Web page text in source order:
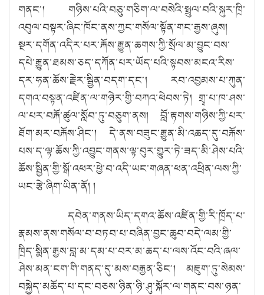
གནང༌། གཉིས་པའི་བཅུ་གཅིག་ལ་བསེའི་སྤྲུལ་བའི་སྐུར་ཁྲི་
འབུལ་བསྟར་ཞིང་ཁོང་ནས་ཀྱང་གསོལ་སྟོན་གང་རྒྱས་ཞུས།
སྔར་དགོན་འདིར་པར་རྐོས་རྒྱུན་ཆགས་ཀྱི་སྲོལ་མ་བྱུང་བས་
དཔེ་རྒྱུན་ཐམས་ཅད་དཀོན་པར་ཡོད་པའི་སྟབས་མངའ་རིས་
དར་ཧན་ཆོས་རྗེར་སྦྱིན་བདག་དང༌། རབ་འབྱམས་པ་ཀུན་
དགའ་བསྟན་འཛིན་ལ་གཉེར་གྱི་བཀའ་ཕེབས་ཏེ། གྲྭ་པ་ཁ་ཤས་
ལ་པར་བརྐོ་ཚུལ་སློབ་ཏུ་བཅུག་ནས། བློ་རྟགས་གཉིས་ཀྱི་པར་
ཐོག་མར་བརྐོས་ཤིང༌། དེ་ནས་བཟུང་རྒྱུན་མི་འཆད་དུ་བརྐོས་
པས་ད་ལྟ་ཆོས་ཀྱི་འབྱུང་གནས་ལྟ་བུར་གྱུར་ཏེ་ཟད་མི་ཤེས་པའི་
ཆོས་སྦྱིན་གྱི་སྒོ་འཕར་ཕྱེ་བ་འདི་ཡང་གཞན་ཕན་འཕྲིན་ལས་ཀྱི་
ཡང་རྩེ་ཞིག་ཡིན་ནོ། །
དབེན་གནས་ཡིད་དགའ་ཆོས་འཛིན་གྱི་རི་ཁྲོད་པ་
རྣམས་ནས་གསོལ་བ་བཏབ་པ་བཞིན་བྱང་ཆུབ་བདེ་ལམ་གྱི་
ཁྲིད་སྨིན་རྒྱས་བླ་མ་དམ་པ་བར་མ་ཆད་པ་ལས་འོང་བའི་ཞལ་
ཤེས་མན་ངག་གི་གནད་དུ་མས་བརྒྱན་ཅིང༌། མཇུག་ཏུ་སེམས་
བསྐྱེད་མཆོད་པ་དང་བཅས་ཉིན་ཉི་ཤུ་སྐོར་ལ་གནང་བས་ཉན་